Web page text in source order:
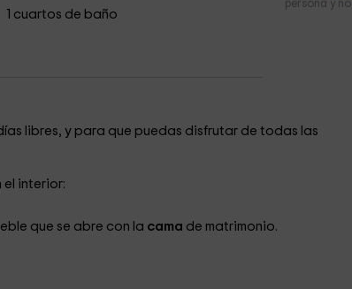
1 cuartos de baño
persona y
libres, y para que puedas disfrutar de todas las
el interior:
que se abre con la cama de matrimonio.